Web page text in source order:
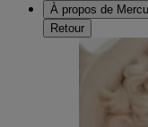
À propos de
Retour